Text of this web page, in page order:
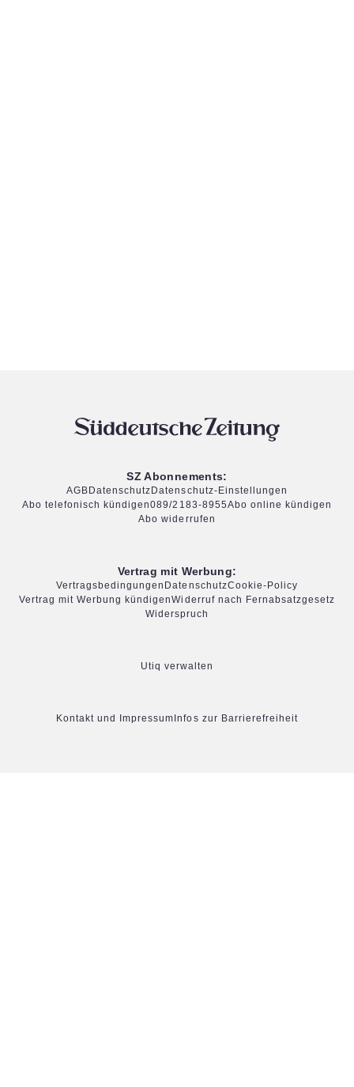
SZ Abonnements:
AGB Datenschutz Datenschutz-Einstellungen
Abo telefonisch kündigen089/2183-8955Abo online kündigen
Abo widerrufen
Vertrag mit Werbung:
Vertragsbedingungen DatenschutzCookie-Policy
Vertrag mit Werbung kündigenWiderruf nach Fernabsatzgesetz
Widerspruch
Utiq verwalten
Kontakt und Impressum Infos zur Barrierefreiheit